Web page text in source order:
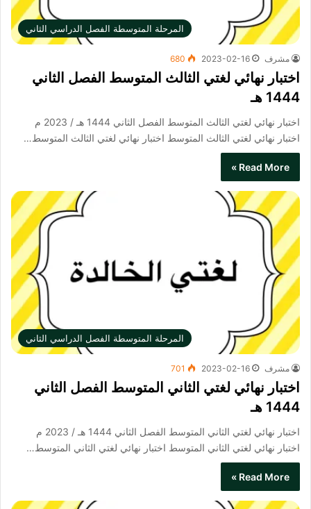
المرحلة المتوسطة الفصل الدراسي الثاني
مشرف 2023-02-16
680
اختبار نهائي لغتي الثالث المتوسط الفصل الثاني
1444 هـ
اختبار نهائي لغتي الثالث المتوسط الفصل الثاني 1444 هـ / 2023 م
اختبار نهائي لغتي الثالث المتوسط​ اختبار نهائي لغتي الثالث المتوسط…
Read More »
المرحلة المتوسطة الفصل الدراسي الثاني
مشرف 2023-02-16
701
اختبار نهائي لغتي الثاني المتوسط الفصل الثاني
1444 هـ
اختبار نهائي لغتي الثاني المتوسط الفصل الثاني 1444 هـ / 2023 م
اختبار نهائي لغتي الثاني المتوسط​ اختبار نهائي لغتي الثاني المتوسط…
Read More »